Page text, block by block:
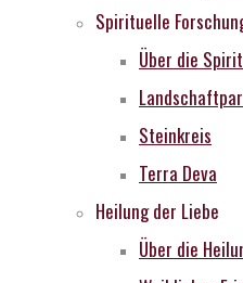
Spirituelle
Über die
Steinkreis
Terra Deva
Heilung der Liebe
Über die